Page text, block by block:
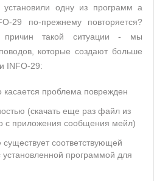
одну из программ а
29 по-прежнему повторяется?
причин такой ситуации - мы
которые создают больше
INFO-29:
проблема поврежден
(скачать еще раз файл из
с приложения сообщения мейл)
соответствующей
программой для